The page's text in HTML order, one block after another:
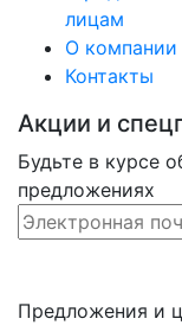
лицам
О компании
Контакты
Акции и
Будьте в курсе
предложениях
Email Address
Предложения и